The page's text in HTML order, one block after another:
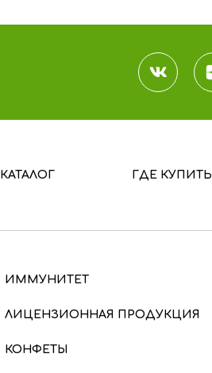
КАТАЛОГ ГДЕ КУПИТЬ
ИММУНИТЕТ
ЛИЦЕНЗИОННАЯ ПРОДУКЦИЯ
КОНФЕТЫ